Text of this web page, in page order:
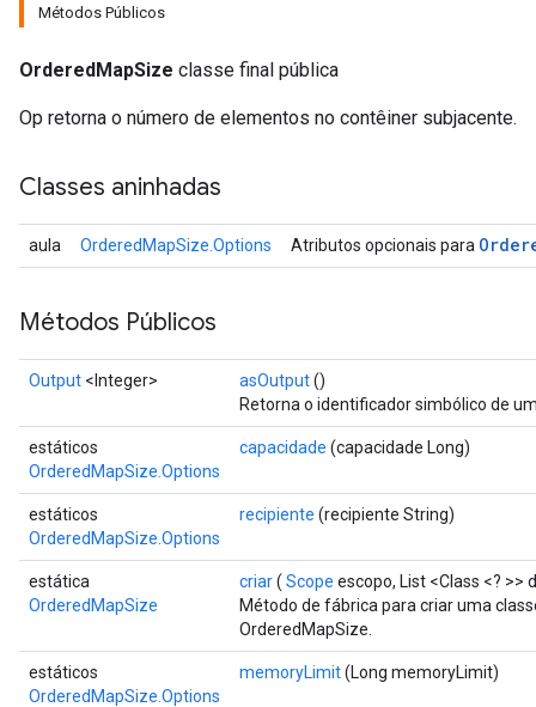
Métodos Públicos
OrderedMapSize classe final pública
Op retorna o número de elementos no contêiner subjacente.
Classes aninhadas
aula OrderedMapSize.Options Atributos opcionais para
Métodos Públicos
Output <Integer> asOutput()
Retorna o identificador simbólico de
estáticos
OrderedMapSize.Options
capacidade (capacidade Long)
estáticos
OrderedMapSize.Options
recipiente (recipiente String)
estática
OrderedMapSize
criar( Scope escopo, List <Class <? >>
Método de fábrica para criar uma
OrderedMapSize.
estáticos
OrderedMapSize.Options
memoryLimit(Long memoryLimit)